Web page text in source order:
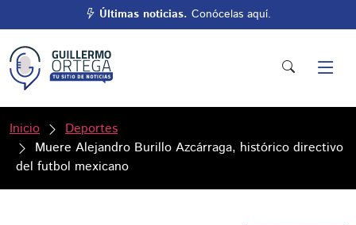
Últimas noticias. Conócelas aquí.
Inicio
Deportes
Muere Alejandro Burillo Azcárraga, histórico directivo
del futbol mexicano